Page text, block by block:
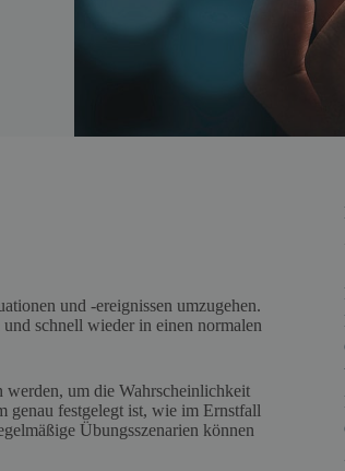
und -ereignissen umzugehen.
schnell wieder in einen normalen
werden, um die Wahrscheinlichkeit
genau festgelegt ist, wie im Ernstfall
Übungsszenarien können